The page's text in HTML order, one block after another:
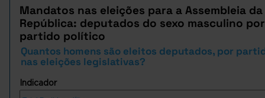
Mandatos nas eleições para a Assembleia da
República: deputados do sexo masculino por
partido político
Quantos homens são eleitos deputados, por
nas eleições legislativas?
Indicador